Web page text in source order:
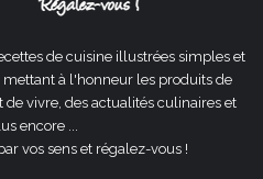
de cuisine illustrées simples et
mettant à l'honneur les produits de
vivre, des actualités culinaires et
encore ...
vos sens et régalez-vous !